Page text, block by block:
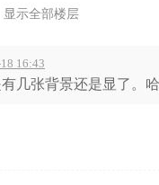
显示全部楼层
16:43
几张背景还是显了。